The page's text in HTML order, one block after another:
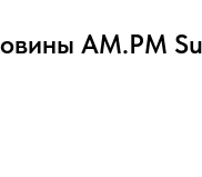
AM.PM